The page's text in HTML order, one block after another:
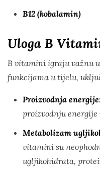
B12 (kobalamin)
Uloga B
B vitamini igraju važnu
funkcijama u tijelu,
Proizvodnja
proizvodnju energije
Metabolizam
vitamini su
ugljikohidrata,